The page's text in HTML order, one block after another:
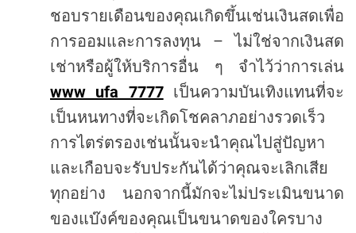
ชอบรายเดือนของคุณเกิดขึ้นเช่นเงินสดเพื่อ
การออมและการลงทุน –ไม่ใช่จากเงินสด
เช่าหรือผู้ให้บริการอื่น
ๆ จำไว้ว่าการเล่น
www ufa 7777
เป็นความบันเทิงแทนที่จะ
เป็นหนทางที่จะเกิดโชคลาภอย่างรวดเร็ว
การไตร่ตรองเช่นนั้นจะนำคุณไปสู่ปัญหา
และเกือบจะรับประกันได้ว่าคุณจะเลิกเสีย
ทุกอย่าง
นอกจากนี้มักจะไม่ประเมินขนาด
ของแบ๊งค์ของคุณเป็นขนาดของใครบาง